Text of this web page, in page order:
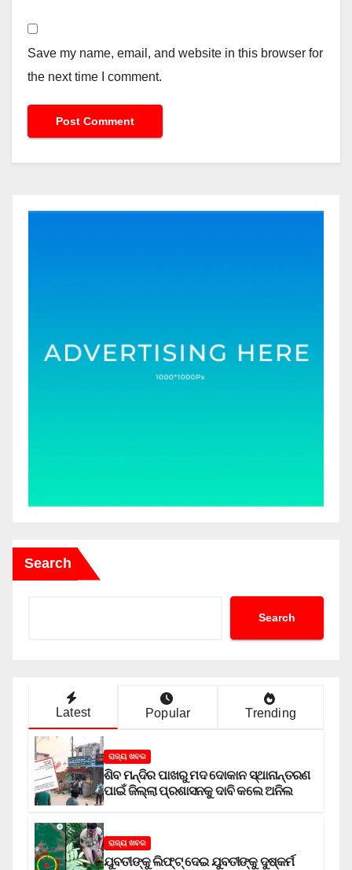
Save my name, email, and website in this browser for
the next time I comment.
Search
Search
Latest Popular Trending
ରାଜ୍ୟ ଖବର
ଶିବ ମନ୍ଦିର ପାଖରୁ ମଦ ଦୋକାନ ସ୍ଥାନାନ୍ତରଣ
ପାଇଁ ଜିଲ୍ଲା ପ୍ରଶାସନକୁ ଦାବି କଲେ ଅନିଲ
ରାଜ୍ୟ ଖବର
ଯୁବତୀଙ୍କୁ ଲିଫ୍‌ଟ୍‌ ଦେଇ ଯୁବତୀଙ୍କୁ ଦୁଷ୍କର୍ମ